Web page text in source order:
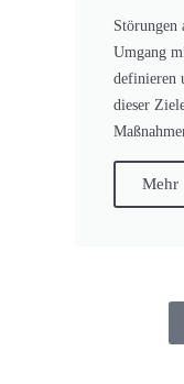
Störungen
Umgang
definieren
dieser
Mehr